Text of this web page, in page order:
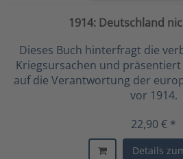
1914: Deutschland
Dieses Buch hinterfragt die
Kriegsursachen und
auf die Verantwortung der
vor 1914.
22,90 € *
Details